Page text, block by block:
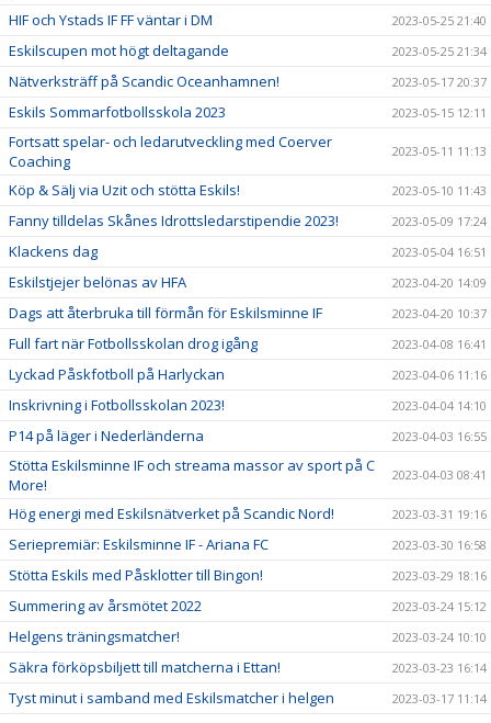
HIF och Ystads IF FF väntar i DM 2023-05-25 21:40
Eskilscupen mot högt deltagande 2023-05-25 21:34
Nätverksträff på Scandic Oceanhamnen! 2023-05-17 20:37
Eskils Sommarfotbollsskola 2023 2023-05-15 12:11
Fortsatt spelar- och ledarutveckling med Coerver
Coaching
2023-05-11 11:13
Köp & Sälj via Uzit och stötta Eskils! 2023-05-10 11:43
Fanny tilldelas Skånes Idrottsledarstipendie 2023! 2023-05-09 17:24
Klackens dag 2023-05-04 16:51
Eskilstjejer belönas av HFA 2023-04-20 14:09
Dags att återbruka till förmån för Eskilsminne IF 2023-04-20 10:37
Full fart när Fotbollsskolan drog igång 2023-04-08 16:41
Lyckad Påskfotboll på Harlyckan 2023-04-06 11:16
Inskrivning i Fotbollsskolan 2023! 2023-04-04 14:10
P14 på läger i Nederländerna 2023-04-03 16:55
Stötta Eskilsminne IF och streama massor av sport på C
More!
2023-04-03 08:41
Hög energi med Eskilsnätverket på Scandic Nord! 2023-03-31 19:16
Seriepremiär: Eskilsminne IF - Ariana FC 2023-03-30 16:58
Stötta Eskils med Påsklotter till Bingon! 2023-03-29 18:16
Summering av årsmötet 2022 2023-03-24 15:12
Helgens träningsmatcher! 2023-03-24 10:10
Säkra förköpsbiljett till matcherna i Ettan! 2023-03-23 16:14
Tyst minut i samband med Eskilsmatcher i helgen 2023-03-17 11:14